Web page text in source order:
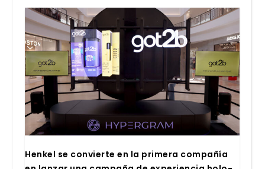
Hen­kel se con­vier­te en la pri­me­ra com­pa­ñía